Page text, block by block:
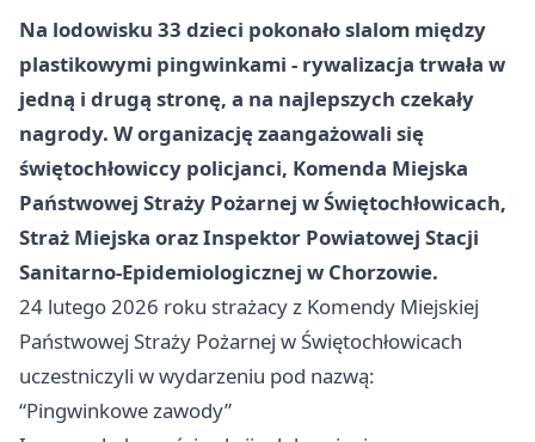
Na lodowisku 33 dzieci pokonało slalom między
plastikowymi pingwinkami - rywalizacja trwała w
jedną i drugą stronę, a na najlepszych czekały
nagrody. W organizację zaangażowali się
świętochłowiccy policjanci, Komenda Miejska
Państwowej Straży Pożarnej w Świętochłowicach,
Straż Miejska oraz Inspektor Powiatowej Stacji
Sanitarno-Epidemiologicznej w Chorzowie.
24 lutego 2026 roku strażacy z Komendy Miejskiej
Państwowej Straży Pożarnej w Świętochłowicach
uczestniczyli w wydarzeniu pod nazwą:
“Pingwinkowe zawody”